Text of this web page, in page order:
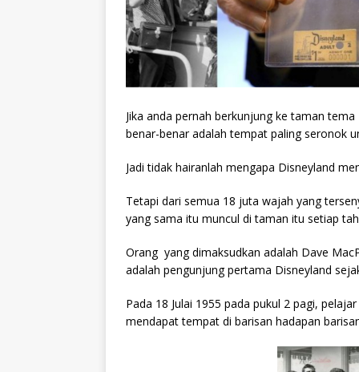
Jika anda pernah berkunjung ke taman
benar-benar adalah tempat paling seronok
Jadi tidak hairanlah mengapa Disneyland
Tetapi dari semua 18 juta wajah yang
yang sama itu muncul di taman itu setiap
Orang yang dimaksudkan adalah Dave
adalah pengunjung pertama Disneyland
Pada 18 Julai 1955 pada pukul 2 pagi,
mendapat tempat di barisan hadapan